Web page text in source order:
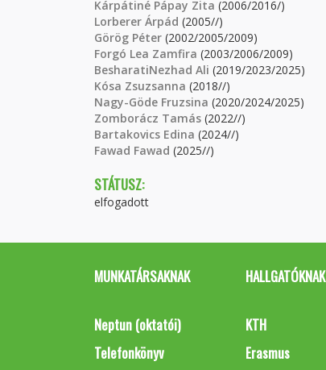
Kárpátiné Pápay Zita (2006/2016/)
Lorberer Árpád (2005//)
Görög Péter (2002/2005/2009)
Forgó Lea Zamfira (2003/2006/2009)
BesharatiNezhad Ali (2019/2023/2025)
Kósa Zsuzsanna (2018//)
Nagy-Göde Fruzsina (2020/2024/2025)
Zomborácz Tamás (2022//)
Bartakovics Edina (2024//)
Fawad Fawad (2025//)
STÁTUSZ:
elfogadott
MUNKATÁRSAKNAK
Neptun (oktatói)
Telefonkönyv
HALLGATÓKNAK
KTH
Erasmus